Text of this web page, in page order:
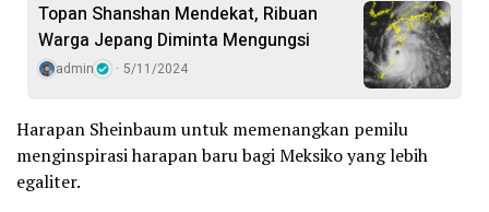
Topan Shanshan Mendekat, Ribuan
Warga Jepang Diminta Mengungsi
admin 5/11/2024
Harapan Sheinbaum untuk memenangkan pemilu
menginspirasi harapan baru bagi Meksiko yang lebih
egaliter.